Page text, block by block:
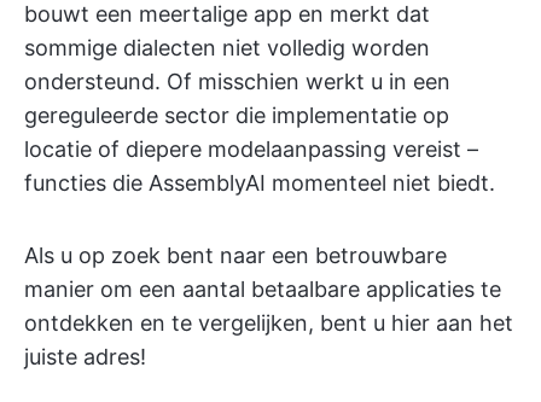
bouwt een meertalige app en merkt dat
sommige dialecten niet volledig worden
ondersteund. Of misschien werkt u in een
gereguleerde sector die implementatie op
locatie of diepere modelaanpassing vereist –
functies die AssemblyAI momenteel niet biedt.
Als u op zoek bent naar een betrouwbare
manier om een aantal betaalbare applicaties te
ontdekken en te vergelijken, bent u hier aan het
juiste adres!